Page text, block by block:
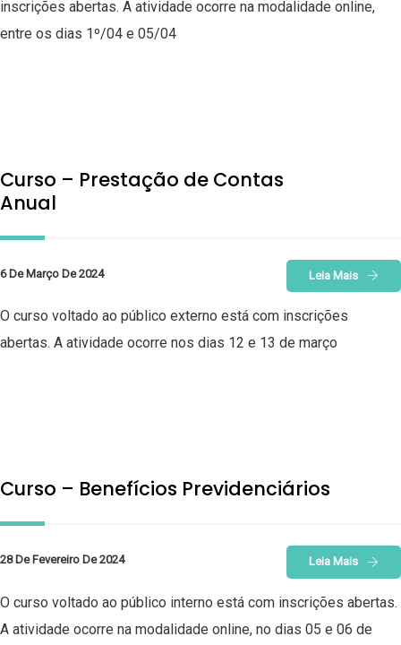
inscrições abertas. A atividade ocorre na modalidade online,
entre os dias 1º/04 e 05/04
Curso – Prestação de Contas
Anual
6 De Março De 2024 Leia Mais
O curso voltado ao público externo está com inscrições
abertas. A atividade ocorre nos dias 12 e 13 de março
Curso – Benefícios Previdenciários
28 De Fevereiro De 2024 Leia Mais
O curso voltado ao público interno está com inscrições abertas.
A atividade ocorre na modalidade online, no dias 05 e 06 de